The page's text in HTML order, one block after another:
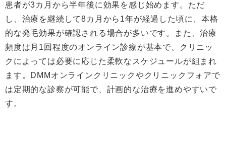
患者が3カ月から半年後に効果を感じ始めます。ただ
し、治療を継続して8カ月から1年が経過した頃に、本格
的な発毛効果が確認される場合が多いです。また、治療
頻度は月1回程度のオンライン診療が基本で、クリニッ
クによっては必要に応じた柔軟なスケジュールが組まれ
ます。DMMオンラインクリニックやクリニックフォアで
は定期的な診察が可能で、計画的な治療を進めやすいで
す。